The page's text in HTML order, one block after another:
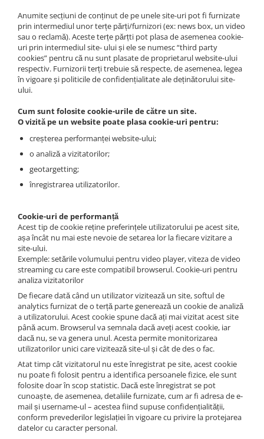
Anumite secțiuni de conținut de pe unele site-uri pot fi furnizate
prin intermediul unor terțe părți/furnizori (ex: news box, un video
sau o reclamă). Aceste terțe părțti pot plasa de asemenea cookie-
uri prin intermediul site- ului și ele se numesc “third party
cookies” pentru că nu sunt plasate de proprietarul website-ului
respectiv. Furnizorii terți trebuie să respecte, de asemenea, legea
în vigoare și politicile de confidențialitate ale deținătorului site-
ului.
Cum sunt folosite cookie-urile de către un site.
O vizită pe un website poate plasa cookie-uri pentru:
creșterea performanței website-ului;
o analiză a vizitatorilor;
geotargetting;
înregistrarea utilizatorilor.
Cookie-uri de performanță
Acest tip de cookie reține preferințele utilizatorului pe acest site,
așa încât nu mai este nevoie de setarea lor la fiecare vizitare a
site-ului.
Exemple: setările volumului pentru video player, viteza de video
streaming cu care este compatibil browserul. Cookie-uri pentru
analiza vizitatorilor
De fiecare dată când un utilizator vizitează un site, softul de
analytics furnizat de o terță parte generează un cookie de analiză
a utilizatorului. Acest cookie spune dacă ați mai vizitat acest site
până acum. Browserul va semnala dacă aveți acest cookie, iar
dacă nu, se va genera unul. Acesta permite monitorizarea
utilizatorilor unici care vizitează site-ul și cât de des o fac.
Atat timp cât vizitatorul nu este înregistrat pe site, acest cookie
nu poate fi folosit pentru a identifica persoanele fizice, ele sunt
folosite doar în scop statistic. Dacă este înregistrat se pot
cunoaște, de asemenea, detaliile furnizate, cum ar fi adresa de e-
mail și username-ul – acestea fiind supuse confidențialității,
conform prevederilor legislației în vigoare cu privire la protejarea
datelor cu caracter personal.